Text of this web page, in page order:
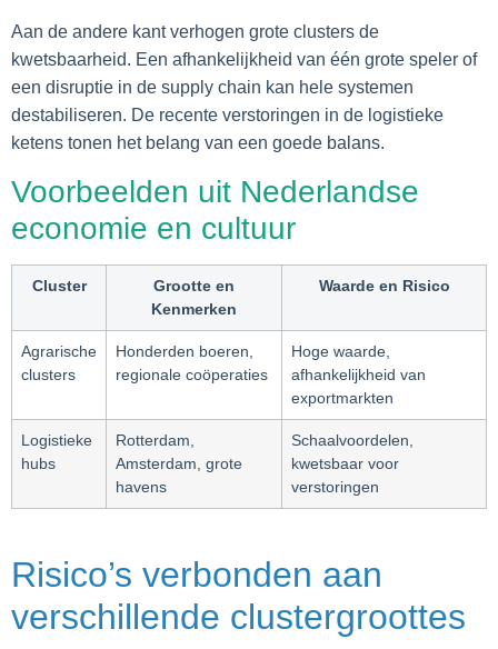
Aan de andere kant verhogen grote clusters de
kwetsbaarheid. Een afhankelijkheid van één grote speler of
een disruptie in de supply chain kan hele systemen
destabiliseren. De recente verstoringen in de logistieke
ketens tonen het belang van een goede balans.
Voorbeelden uit Nederlandse
economie en cultuur
Cluster
Grootte en
Kenmerken
Waarde en Risico
Agrarische
clusters
Honderden boeren,
regionale coöperaties
Hoge waarde,
afhankelijkheid van
exportmarkten
Logistieke
hubs
Rotterdam,
Amsterdam, grote
havens
Schaalvoordelen,
kwetsbaar voor
verstoringen
Risico’s verbonden aan
verschillende clustergroottes